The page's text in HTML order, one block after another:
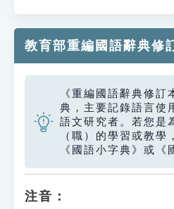
教育部重編國語辭典修
《重編國語辭典修訂
典，主要記錄語言使
語文研究者。若您是
（職）的學習或教學
《國語小字典》或《
注音：